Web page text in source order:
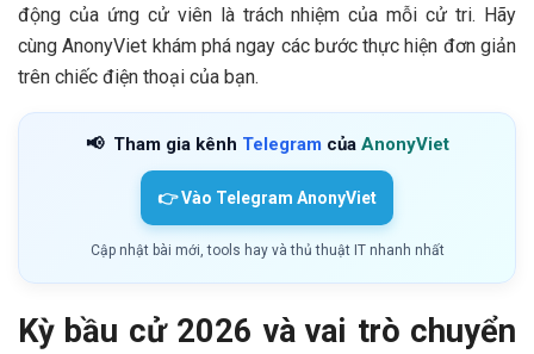
động của ứng cử viên là trách nhiệm của mỗi cử tri. Hãy
cùng AnonyViet khám phá ngay các bước thực hiện đơn giản
trên chiếc điện thoại của bạn.
📢 Tham gia kênh Telegram của AnonyViet
👉 Vào Telegram AnonyViet
Cập nhật bài mới, tools hay và thủ thuật IT nhanh nhất
Kỳ bầu cử 2026 và vai trò chuyển